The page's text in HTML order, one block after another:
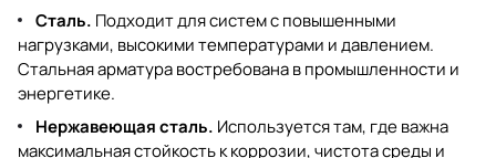
Сталь. Подходит для систем с повышенными
нагрузками, высокими температурами и давлением.
Стальная арматура востребована в промышленности и
энергетике.
Нержавеющая сталь. Используется там, где важна
максимальная стойкость к коррозии, чистота среды и